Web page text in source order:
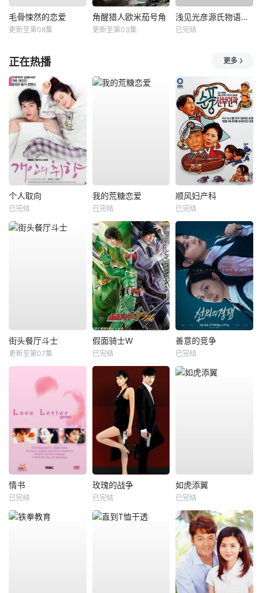
毛骨悚然的恋爱
更新至第08集
角醒猎人欧米茄号角
更新至第03集
浅见光彦源氏物语杀人事件
已完结
正在热播 更多
个人取向
已完结
我的荒糖恋爱
已完结
顺风妇产科
已完结
街头餐厅斗士
更新至第07集
假面骑士W
已完结
善意的竞争
已完结
情书
已完结
玫瑰的战争
已完结
如虎添翼
已完结